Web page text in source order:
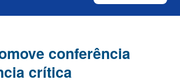
conferência
crítica